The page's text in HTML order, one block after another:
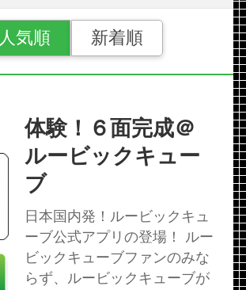
人気順 新着順
体験！６面完成＠
ルービックキュー
ブ
日本国内発！ルービックキュ
ーブ公式アプリの登場！ ルー
ビックキューブファンのみな
らず、ルービックキューブが